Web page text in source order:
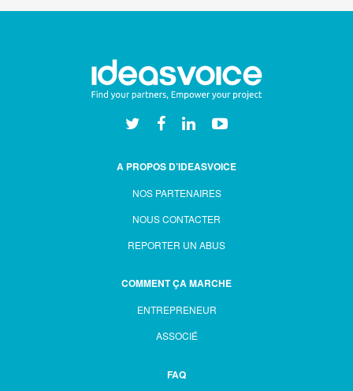
A PROPOS D’IDEASVOICE
NOS PARTENAIRES
NOUS CONTACTER
REPORTER UN ABUS
COMMENT ÇA MARCHE
ENTREPRENEUR
ASSOCIÉ
FAQ